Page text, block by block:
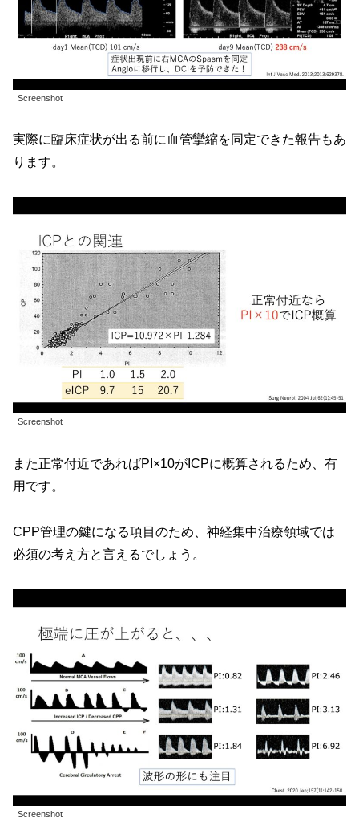
Screenshot
実際に臨床症状が出る前に血管攣縮を同定できた報告もあ
ります。
Screenshot
また正常付近であればPI×10がICPに概算されるため、有
用です。
CPP管理の鍵になる項目のため、神経集中治療領域では
必須の考え方と言えるでしょう。
Screenshot